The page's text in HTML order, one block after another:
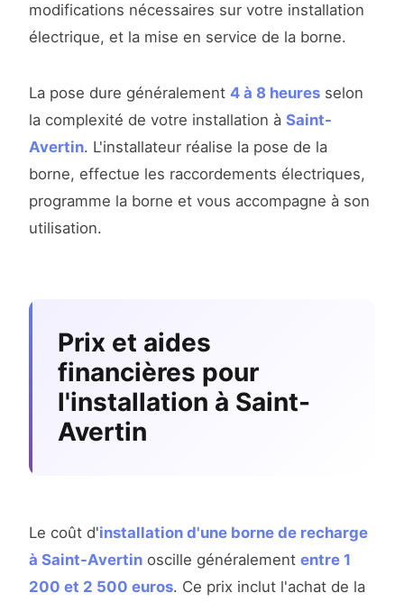
modifications nécessaires sur votre installation
électrique, et la mise en service de la borne.
La pose dure généralement 4 à 8 heures selon
la complexité de votre installation à Saint-
Avertin. L'installateur réalise la pose de la
borne, effectue les raccordements électriques,
programme la borne et vous accompagne à son
utilisation.
Prix et aides
financières pour
l'installation à Saint-
Avertin
Le coût d'installation d'une borne de recharge
à Saint-Avertin oscille généralement entre 1
200 et 2 500 euros. Ce prix inclut l'achat de la